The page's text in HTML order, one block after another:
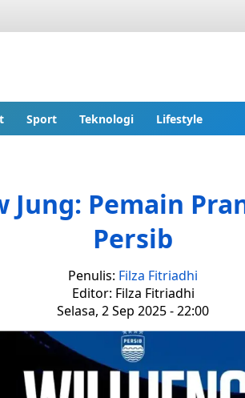
Sport Teknologi Lifestyle
Jung: Pemain
Persib
Penulis: Filza Fitriadhi
Editor: Filza Fitriadhi
Selasa, 2 Sep 2025 - 22:00